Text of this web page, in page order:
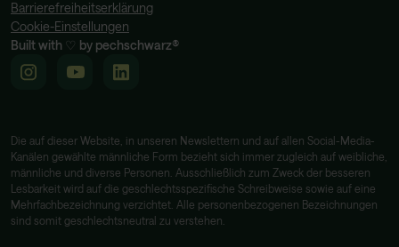
Julian
Klappt. Schade das löschen nicht gratis ist.
Maurice
Barrierefreiheitserklärung
Cookie-Einstellungen
Built with ♡ by pechschwarz®
Die auf dieser Website, in unseren Newslettern und auf allen Social-Media-
Kanälen gewählte männliche Form bezieht sich immer zugleich auf weibliche,
männliche und diverse Personen. Ausschließlich zum Zweck der besseren
Lesbarkeit wird auf die geschlechtsspezifische Schreibweise sowie auf eine
Mehrfachbezeichnung verzichtet. Alle personenbezogenen Bezeichnungen
sind somit geschlechtsneutral zu verstehen.